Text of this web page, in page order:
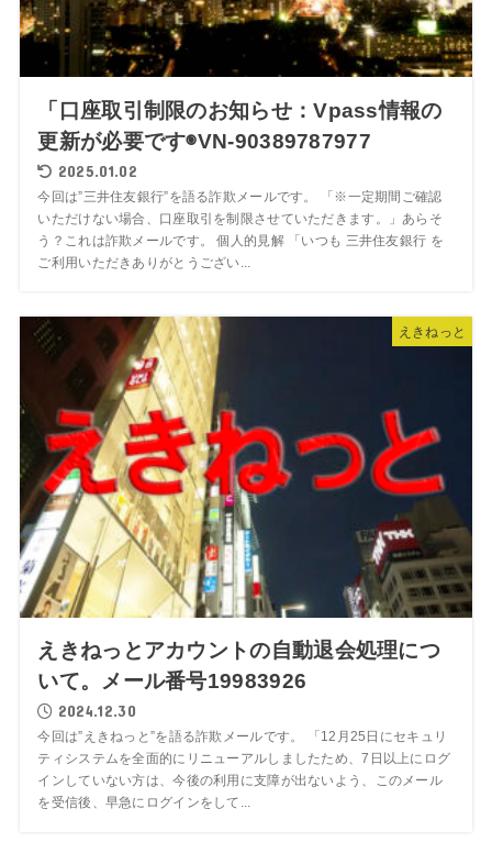
「口座取引制限のお知らせ：Vpass情報の
更新が必要です◉VN-90389787977
2025.01.02
今回は”三井住友銀行”を語る詐欺メールです。 「※一定期間ご確認
いただけない場合、口座取引を制限させていただきます。」あらそ
う？これは詐欺メールです。 個人的見解 「いつも 三井住友銀行 を
ご利用いただきありがとうござい...
えきねっと
えきねっとアカウントの自動退会処理につ
いて。メール番号19983926
2024.12.30
今回は”えきねっと”を語る詐欺メールです。 「12月25日にセキュリ
ティシステムを全面的にリニューアルしましたため、7日以上にログ
インしていない方は、今後の利用に支障が出ないよう、このメール
を受信後、早急にログインをして...